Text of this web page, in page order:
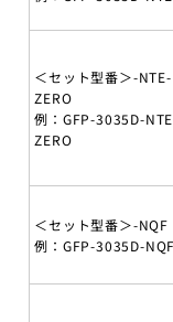
＜セット型番＞-NTE-
ZERO
例：GFP-3035D-
ZERO
＜セット型番＞-NQF
例：GFP-3035D-NQF